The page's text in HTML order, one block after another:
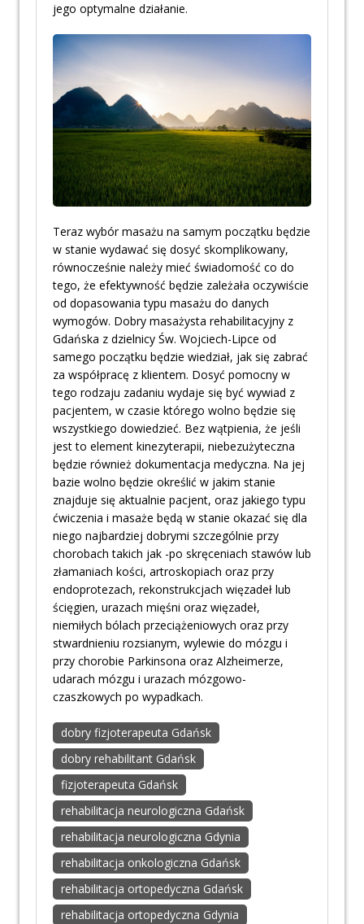
jego optymalne działanie.
Teraz wybór masażu na samym początku będzie
w stanie wydawać się dosyć skomplikowany,
równocześnie należy mieć świadomość co do
tego, że efektywność będzie zależała oczywiście
od dopasowania typu masażu do danych
wymogów. Dobry masażysta rehabilitacyjny z
Gdańska z dzielnicy Św. Wojciech-Lipce od
samego początku będzie wiedział, jak się zabrać
za współpracę z klientem. Dosyć pomocny w
tego rodzaju zadaniu wydaje się być wywiad z
pacjentem, w czasie którego wolno będzie się
wszystkiego dowiedzieć. Bez wątpienia, że jeśli
jest to element kinezyterapii, niebezużyteczna
będzie również dokumentacja medyczna. Na jej
bazie wolno będzie określić w jakim stanie
znajduje się aktualnie pacjent, oraz jakiego typu
ćwiczenia i masaże będą w stanie okazać się dla
niego najbardziej dobrymi szczególnie przy
chorobach takich jak -po skręceniach stawów lub
złamaniach kości, artroskopiach oraz przy
endoprotezach, rekonstrukcjach więzadeł lub
ścięgien, urazach mięśni oraz więzadeł,
niemiłych bólach przeciążeniowych oraz przy
stwardnieniu rozsianym, wylewie do mózgu i
przy chorobie Parkinsona oraz Alzheimerze,
udarach mózgu i urazach mózgowo-
czaszkowych po wypadkach.
dobry fizjoterapeuta Gdańsk
dobry rehabilitant Gdańsk
fizjoterapeuta Gdańsk
rehabilitacja neurologiczna Gdańsk
rehabilitacja neurologiczna Gdynia
rehabilitacja onkologiczna Gdańsk
rehabilitacja ortopedyczna Gdańsk
rehabilitacja ortopedyczna Gdynia